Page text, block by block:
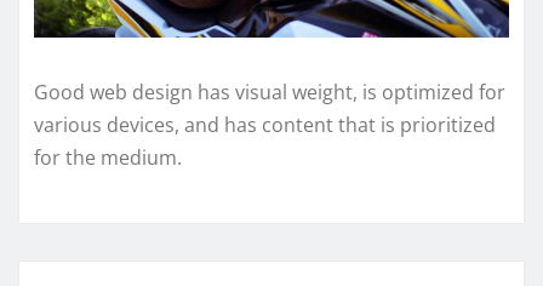
Good web design has visual weight, is optimized for
various devices, and has content that is prioritized
for the medium.